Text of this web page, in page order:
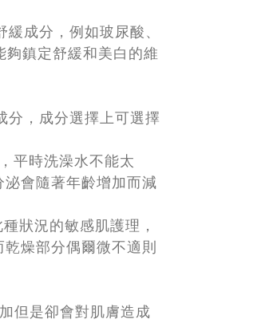
成分，例如玻尿酸、
鎮定舒緩和美白的維
分，成分選擇上可選擇
平時洗澡水不能太
會隨著年齡增加而減
狀況的敏感肌護理，
燥部分偶爾微不適則
但是卻會對肌膚造成